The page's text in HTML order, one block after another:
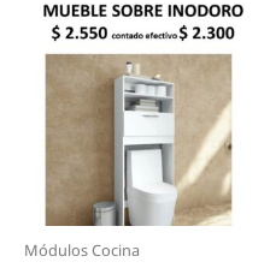
Módulos Cocina